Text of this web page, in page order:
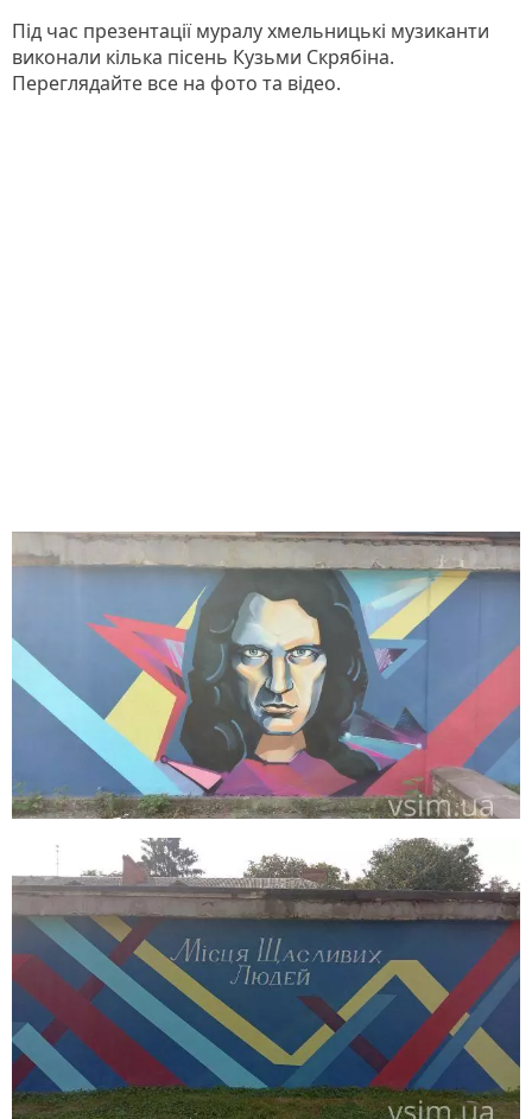
Під час презентації муралу хмельницькі музиканти
виконали кілька пісень Кузьми Скрябіна.
Переглядайте все на фото та відео.